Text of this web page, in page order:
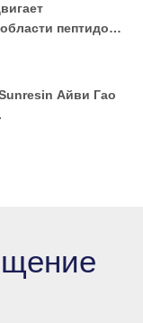
пептидов
Айви Гао